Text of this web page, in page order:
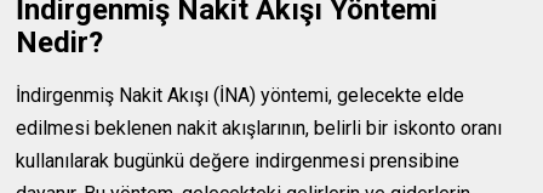
İndirgenmiş Nakit Akışı Yöntemi
Nedir?
İndirgenmiş Nakit Akışı (İNA) yöntemi, gelecekte elde
edilmesi beklenen nakit akışlarının, belirli bir iskonto oranı
kullanılarak bugünkü değere indirgenmesi prensibine